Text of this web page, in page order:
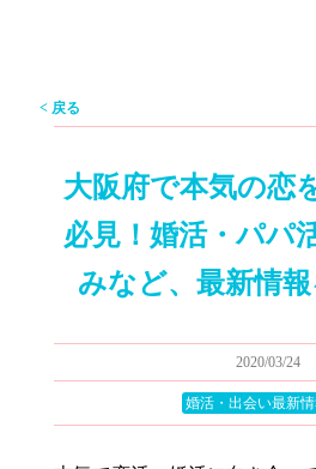
< 戻る
大阪府で本気の恋
必見！婚活・パパ
みなど、最新情報
2020/03/24
婚活・出会い最新